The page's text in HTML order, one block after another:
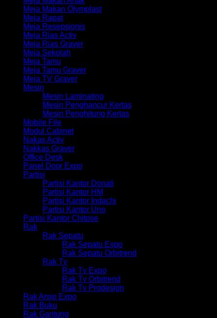
Meja Makan Olymplast
Meja Rapat
Meja Resepsionis
Meja Rias Activ
Meja Rias Graver
Meja Sekolah
Meja Tamu
Meja Tamu Graver
Meja TV Graver
Mesin
Mesin Laminating
Mesin Penghancur Kertas
Mesin Penghitung Kertas
Mobile File
Modul Cabinet
Nakas Activ
Nakkas Graver
Office Desk
Panel Door Expo
Partisi
Partisi Kantor Donati
Partisi Kantor HM
Partisi Kantor Indachi
Partisi Kantor Uno
Partisi Kantor Chitose
Rak
Rak Sepatu
Rak Sepatu Expo
Rak Sepatu Orbitrend
Rak Tv
Rak Tv Expo
Rak Tv Orbitrend
Rak Tv Prodesign
Rak Arsip Expo
Rak Buku
Rak Gantung